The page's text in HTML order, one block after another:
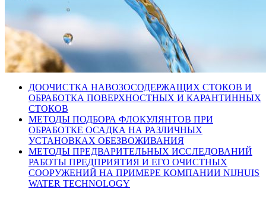
ДООЧИСТКА НАВОЗОСОДЕРЖАЩИХ СТОКОВ И
ОБРАБОТКА ПОВЕРХНОСТНЫХ И КАРАНТИННЫХ
СТОКОВ
МЕТОДЫ ПОДБОРА ФЛОКУЛЯНТОВ ПРИ
ОБРАБОТКЕ ОСАДКА НА РАЗЛИЧНЫХ
УСТАНОВКАХ ОБЕЗВОЖИВАНИЯ
МЕТОДЫ ПРЕДВАРИТЕЛЬНЫХ ИССЛЕДОВАНИЙ
РАБОТЫ ПРЕДПРИЯТИЯ И ЕГО ОЧИСТНЫХ
СООРУЖЕНИЙ НА ПРИМЕРЕ КОМПАНИИ NIJHUIS
WATER TECHNOLOGY